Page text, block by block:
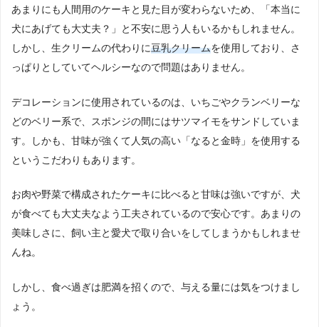
あまりにも人間用のケーキと見た目が変わらないため、「本当に
犬にあげても大丈夫？」と不安に思う人もいるかもしれません。
しかし、生クリームの代わりに豆乳クリームを使用しており、さ
っぱりとしていてヘルシーなので問題はありません。
デコレーションに使用されているのは、いちごやクランベリーな
どのベリー系で、スポンジの間にはサツマイモをサンドしていま
す。しかも、甘味が強くて人気の高い「なると金時」を使用する
というこだわりもあります。
お肉や野菜で構成されたケーキに比べると甘味は強いですが、犬
が食べても大丈夫なよう工夫されているので安心です。あまりの
美味しさに、飼い主と愛犬で取り合いをしてしまうかもしれませ
んね。
しかし、食べ過ぎは肥満を招くので、与える量には気をつけまし
ょう。